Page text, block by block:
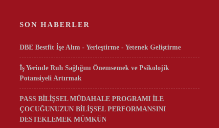
SON HABERLER
DBE Bestfit İşe Alım - Yerleştirme - Yetenek Geliştirme
İş Yerinde Ruh Sağlığını Önemsemek ve Psikolojik
Potansiyeli Artırmak
PASS BİLİŞSEL MÜDAHALE PROGRAMI İLE
ÇOCUĞUNUZUN BİLİŞSEL PERFORMANSINI
DESTEKLEMEK MÜMKÜN